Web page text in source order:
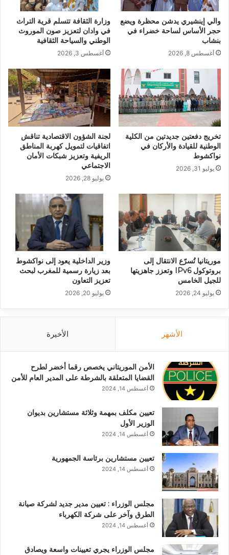
والي إينشيري يدشن محظرة ويضع
حجر الأساس لساحة خضراء في
بنشاب
أغسطس 8, 2026
وزارة الثقافة تتسلم قرية التراث
في وادان لتعزيز صون الموروث
الوطني والسياحة الثقافية
أغسطس 3, 2026
تخريج دفعتين جديدتين من الكلية
الوطنية للقيادة والأركان في
نواكشوط
يوليو 31, 2026
لجنة الشؤون الاقتصادية تناقش
اتفاقيات لتمويل كهربة المناطق
الريفية وتعزيز شبكات الأمان
الاجتماعي
يوليو 28, 2026
موريتانيا تُسرّع الانتقال إلى
بروتوكول IPv6 وتعزز جاهزيتها
للجيل الخامس
يوليو 24, 2026
وزير الداخلية يعود إلى نواكشوط
بعد زيارة رسمية للمغرب لبحث
تعزيز التعاون
يوليو 20, 2026
الأشهر الأخيرة
الأمن الموريتاني يخصص رقما أخضر لطرح
القضايا المتعلقة بالشرطة على المدير العام للأمن
أغسطس 14, 2024
تعيين مكلف بمهمة وثلاثة مستشارين بديوان
الوزير الأول
أغسطس 14, 2024
تعيين مستشارين برئاسة الجمهورية
أغسطس 14, 2024
مجلس الوزراء : تعيين مدير جديد لشركة صيانة
الطرق وآخر على شركة الكهرباء
أغسطس 14, 2024
مجلس الوزراء يجري تعيينات واسعة ويصادق